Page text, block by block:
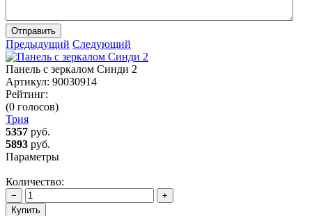
Отправить
Предыдущий Следующий
Панель с зеркалом Синди 2
Артикул: 90030914
Рейтинг:
(0 голосов)
Трия
5357 руб.
5893 руб.
Параметры
Количество:
−
+
Купить